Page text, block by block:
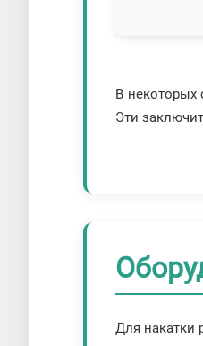
В некоторых
Эти
Для накатки